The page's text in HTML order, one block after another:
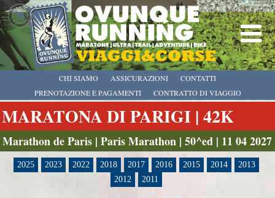
CHI SIAMO
PRENOTAZIONE E PAGAMENTI
CONTRATTO DI VIAGGIO
ASSICURAZIONI CONTATTI
MARATONA DI PARIGI | 42K
Marathon de Paris | Paris Marathon | 50^ed | 11 04 2027
2025 2023 2022 2018 2017 2016 2015 2014
2013
2012
2011